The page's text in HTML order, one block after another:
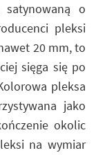
o
pleksi
20 mm, to
sięga się po
pleksa
jako
okolic
na wymiar